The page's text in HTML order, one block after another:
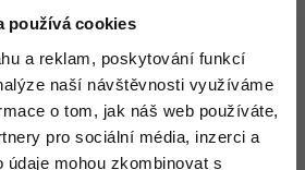
používá cookies
a reklam, poskytování funkcí
naší návštěvnosti využíváme
o tom, jak náš web používáte,
pro sociální média, inzerci a
údaje mohou zkombinovat s
specialista
-41%
(AI) -10%